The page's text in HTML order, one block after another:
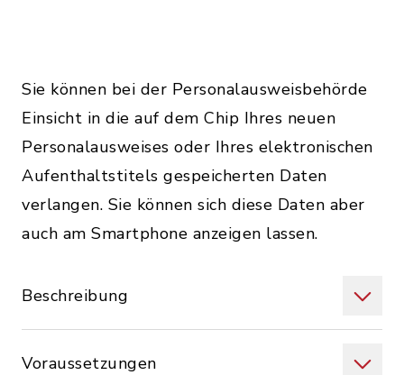
Sie können bei der Personalausweisbehörde
Einsicht in die auf dem Chip Ihres neuen
Personalausweises oder Ihres elektronischen
Aufenthaltstitels gespeicherten Daten
verlangen. Sie können sich diese Daten aber
auch am Smartphone anzeigen lassen.
Beschreibung
Voraussetzungen